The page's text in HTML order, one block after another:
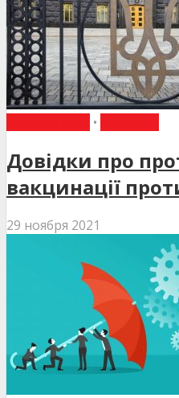
•
Довідки про
вакцинації
29 ноября 2021